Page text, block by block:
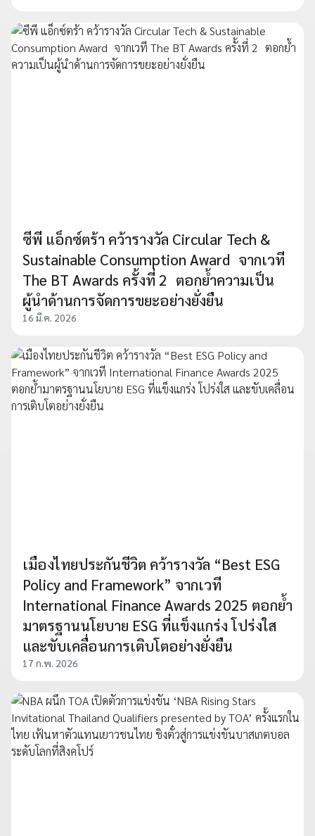
ซีพี แอ็กซ์ตร้า คว้ารางวัล Circular Tech &
Sustainable Consumption Award จากเวที
The BT Awards ครั้งที่ 2 ตอกย้ำความเป็น
ผู้นำด้านการจัดการขยะอย่างยั่งยืน
16 มี.ค. 2026
เมืองไทยประกันชีวิต คว้ารางวัล “Best ESG
Policy and Framework” จากเวที
International Finance Awards 2025 ตอกย้ำ
มาตรฐานนโยบาย ESG ที่แข็งแกร่ง โปร่งใส
และขับเคลื่อนการเติบโตอย่างยั่งยืน
17 ก.พ. 2026